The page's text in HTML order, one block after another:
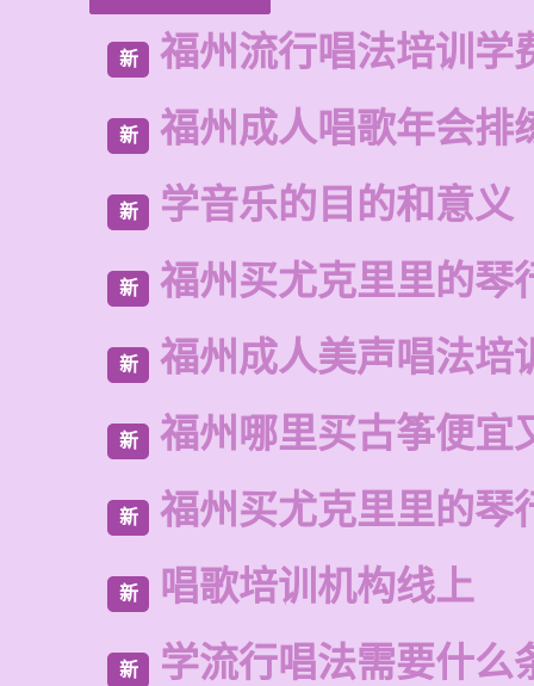
新 福州流行唱法培训学
新 福州成人唱歌年会排
新 学音乐的目的和意义
新 福州买尤克里里的琴
新 福州成人美声唱法培
新 福州哪里买古筝便宜
新 福州买尤克里里的琴
新 唱歌培训机构线上
新 学流行唱法需要什么